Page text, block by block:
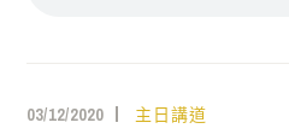
03/12/2020 主日講道